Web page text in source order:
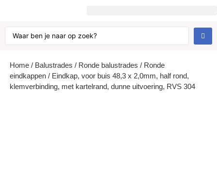
Home / Balustrades / Ronde balustrades / Ronde
eindkappen / Eindkap, voor buis 48,3 x 2,0mm, half rond,
klemverbinding, met kartelrand, dunne uitvoering, RVS 304